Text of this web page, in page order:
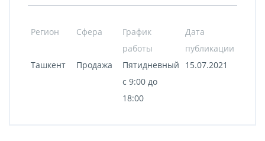
Регион Сфера
График
работы
Дата
публикации
Ташкент
Продажа
Пятидневный
с 9:00 до
18:00
15.07.2021